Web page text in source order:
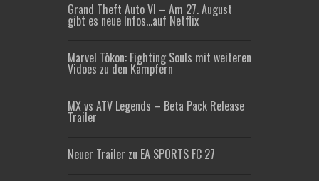
Grand Theft Auto VI – Am 27. August
gibt es neue Infos…auf Netflix
Marvel Tōkon: Fighting Souls mit weiteren
Vidoes zu den Kämpfern
MX vs ATV Legends – Beta Pack Release
Trailer
Neuer Trailer zu EA SPORTS FC 27